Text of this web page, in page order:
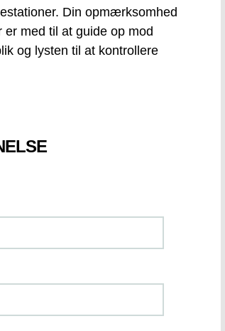
Din opmærksomhed
med til at guide op mod
og lysten til at kontrollere